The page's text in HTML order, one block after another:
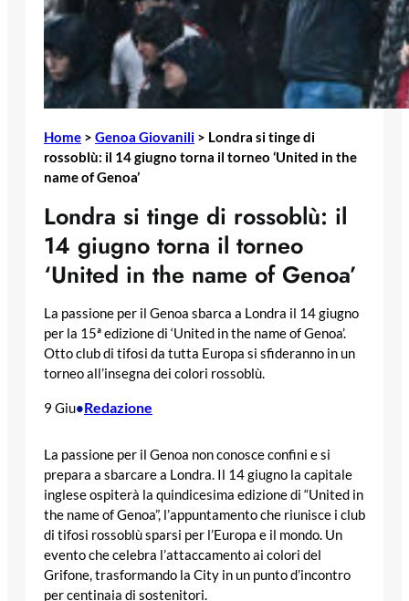
Home > Genoa Giovanili > Londra si tinge di
rossoblù: il 14 giugno torna il torneo ‘United in the
name of Genoa’
Londra si tinge di rossoblù: il
14 giugno torna il torneo
‘United in the name of Genoa’
La passione per il Genoa sbarca a Londra il 14 giugno
per la 15ª edizione di ‘United in the name of Genoa’.
Otto club di tifosi da tutta Europa si sfideranno in un
torneo all’insegna dei colori rossoblù.
9 Giu•Redazione
La passione per il Genoa non conosce confini e si
prepara a sbarcare a Londra. Il 14 giugno la capitale
inglese ospiterà la quindicesima edizione di “United in
the name of Genoa”, l’appuntamento che riunisce i club
di tifosi rossoblù sparsi per l’Europa e il mondo. Un
evento che celebra l’attaccamento ai colori del
Grifone, trasformando la City in un punto d’incontro
per centinaia di sostenitori.